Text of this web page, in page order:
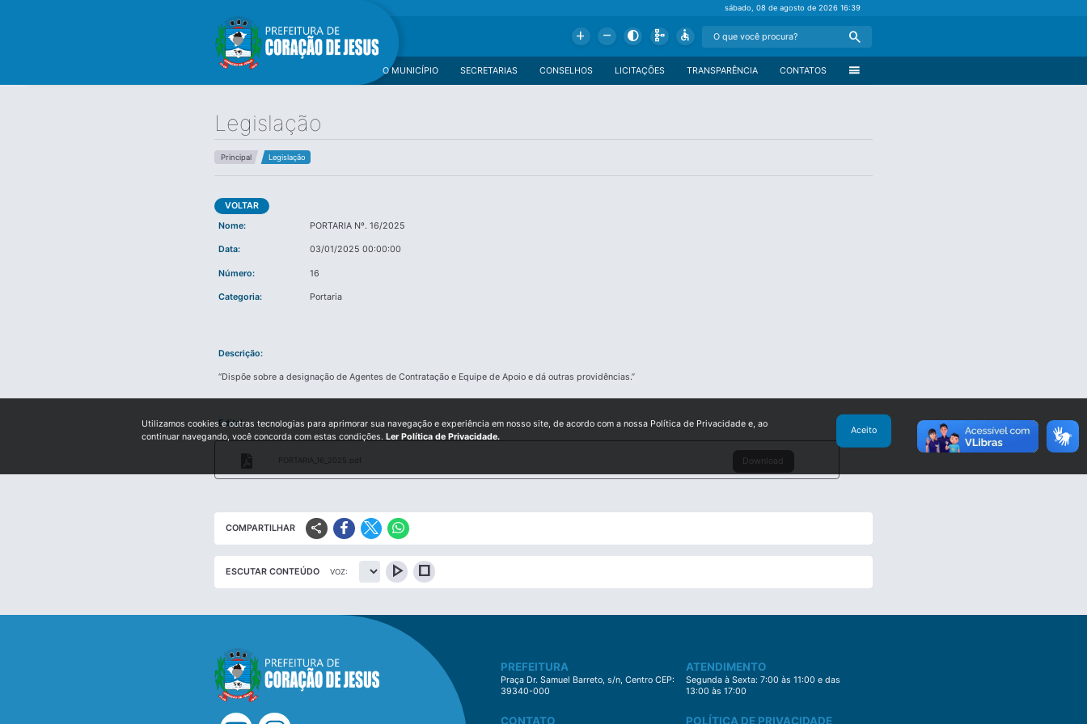
sábado, 08 de agosto de 202616:39
Add Remove Contrast Schema Accessible Search
menu
CONTATOS
TRANSPARÊNCIA
LICITAÇÕES
CONSELHOS
SECRETARIAS
O MUNICÍPIO
Legislação
Principal Legislação
VOLTAR
Nome:
PORTARIA Nº. 16/2025
Data: 03/01/2025 00:00:00
Número: 16
Categoria: Portaria
Descrição:
“Dispõe sobre a designação de Agentes de Contratação e Equipe de Apoio e dá outras providências.”
Edital:
PORTARIA_16_2025.pdf Download
COMPARTILHAR share
ESCUTAR CONTEÚDO VOZ: play_arrow stop
PREFEITURA
Praça Dr. Samuel Barreto, s/n, Centro CEP:
39340-000
ATENDIMENTO
Segunda à Sexta: 7:00 às 11:00 e das
13:00 às 17:00
CONTATO POLÍTICA DE PRIVACIDADE
Utilizamos cookies e outras tecnologias para aprimorar sua navegação e experiência em nosso site, de acordo com a nossa Política de Privacidade e, ao
continuar navegando, você concorda com estas condições. Ler Política de Privacidade.
Aceito